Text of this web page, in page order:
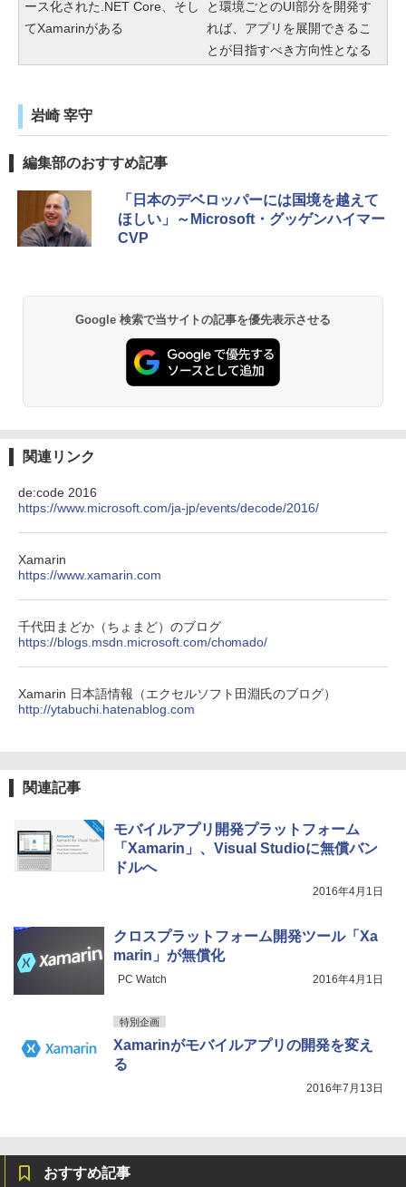
ース化された.NET Core、そし
てXamarinがある
と環境ごとのUI部分を開発す
れば、アプリを展開できるこ
とが目指すべき方向性となる
岩崎 宰守
編集部のおすすめ記事
「日本のデベロッパーには国境を越えて
ほしい」～Microsoft・グッゲンハイマー
CVP
Google 検索で当サイトの記事を優先表示させる
関連リンク
de:code 2016
https://www.microsoft.com/ja-jp/events/decode/2016/
Xamarin
https://www.xamarin.com
千代田まどか（ちょまど）のブログ
https://blogs.msdn.microsoft.com/chomado/
Xamarin 日本語情報（エクセルソフト田淵氏のブログ）
http://ytabuchi.hatenablog.com
関連記事
モバイルアプリ開発プラットフォーム
「Xamarin」、Visual Studioに無償バン
ドルへ
2016年4月1日
クロスプラットフォーム開発ツール「Xa
marin」が無償化
PC Watch 2016年4月1日
特別企画
Xamarinがモバイルアプリの開発を変え
る
2016年7月13日
おすすめ記事